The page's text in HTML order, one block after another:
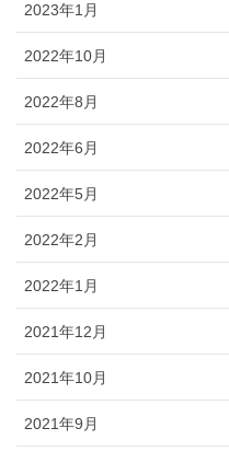
2023年1月
2022年10月
2022年8月
2022年6月
2022年5月
2022年2月
2022年1月
2021年12月
2021年10月
2021年9月